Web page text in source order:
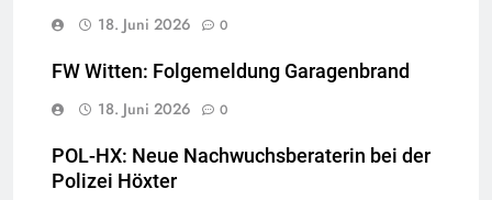
18. Juni 2026
0
FW Witten: Folgemeldung Garagenbrand
18. Juni 2026
0
POL-HX: Neue Nachwuchsberaterin bei der
Polizei Höxter